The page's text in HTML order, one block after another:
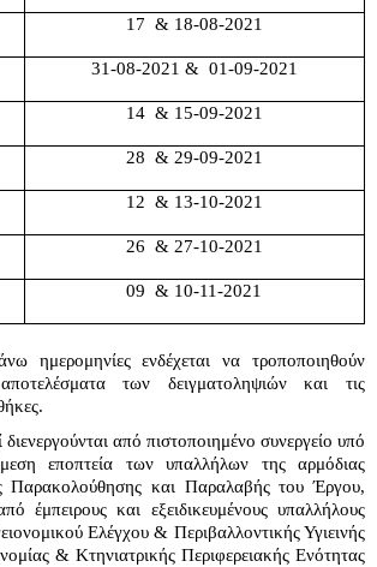
17  & 18-08-2021
31-08-2021 &  01-09-2021
14  & 15-09-2021
28  & 29-09-2021
12  & 13-10-2021
26  & 27-10-2021
09  & 10-11-2021
ημερομηνίες ενδέχεται να τροποποιηθούν
των δειγματοληψιών και τις
από πιστοποιημένο συνεργείο υπό
εποπτεία των υπαλλήλων της αρμόδιας
Παρακολούθησης και Παραλαβής του Έργου,
έμπειρους και εξειδικευμένους υπαλλήλους
Ελέγχου & Περιβαλλοντικής Υγιεινής
& Κτηνιατρικής Περιφερειακής Ενότητας